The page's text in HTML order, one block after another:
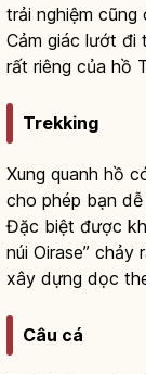
trải nghiệm
Cảm giác lướt đi
rất riêng của hồ
Trekking
Xung quanh hồ
cho phép bạn
Đặc biệt được
núi Oirase”
xây dựng dọc
Câu cá